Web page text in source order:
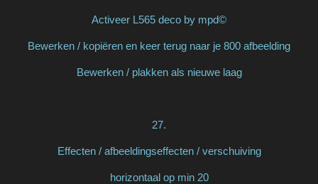
Activeer L565 deco by mpd©
Bewerken / kopiëren en keer terug naar je 800 afbeelding
Bewerken / plakken als nieuwe laag
27.
Effecten / afbeeldingseffecten / verschuiving
horizontaal op min 20